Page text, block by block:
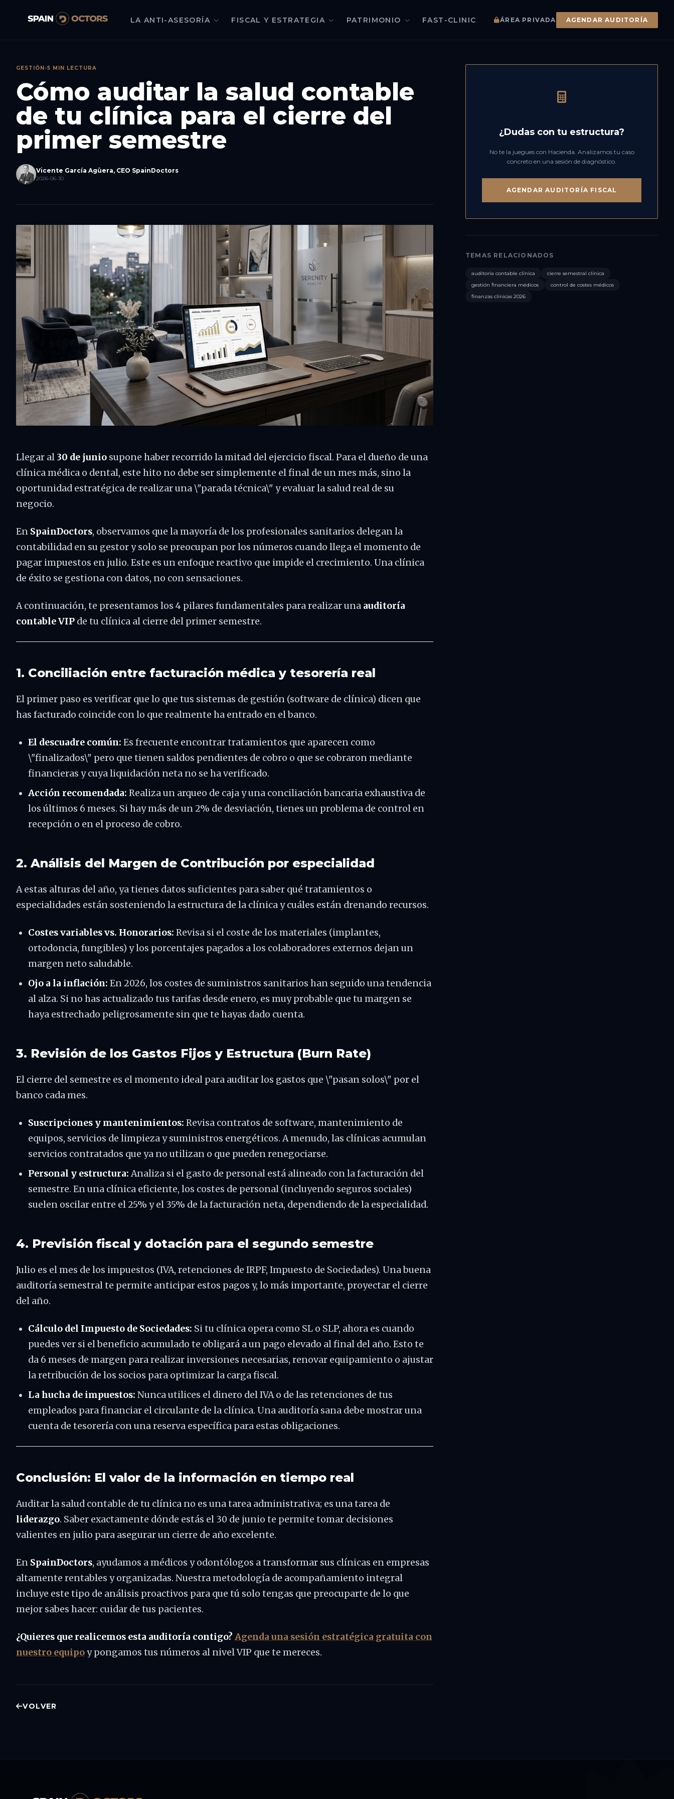
LA ANTI-ASESORÍA FISCAL Y ESTRATEGIA PATRIMONIO FAST-CLINIC ÁREA PRIVADA AGENDAR AUDITORÍA
GESTIÓN•5 MIN LECTURA
Cómo auditar la salud contable
de tu clínica para el cierre del
primer semestre
Vicente García Agüera, CEO SpainDoctors
2026-06-30
Llegar al 30 de junio supone haber recorrido la mitad del ejercicio fiscal. Para el dueño de una
clínica médica o dental, este hito no debe ser simplemente el final de un mes más, sino la
oportunidad estratégica de realizar una \"parada técnica\" y evaluar la salud real de su
negocio.
En SpainDoctors, observamos que la mayoría de los profesionales sanitarios delegan la
contabilidad en su gestor y solo se preocupan por los números cuando llega el momento de
pagar impuestos en julio. Este es un enfoque reactivo que impide el crecimiento. Una clínica
de éxito se gestiona con datos, no con sensaciones.
A continuación, te presentamos los 4 pilares fundamentales para realizar una auditoría
contable VIP de tu clínica al cierre del primer semestre.
1. Conciliación entre facturación médica y tesorería real
El primer paso es verificar que lo que tus sistemas de gestión (software de clínica) dicen que
has facturado coincide con lo que realmente ha entrado en el banco.
El descuadre común: Es frecuente encontrar tratamientos que aparecen como
\"finalizados\" pero que tienen saldos pendientes de cobro o que se cobraron mediante
financieras y cuya liquidación neta no se ha verificado.
Acción recomendada: Realiza un arqueo de caja y una conciliación bancaria exhaustiva de
los últimos 6 meses. Si hay más de un 2% de desviación, tienes un problema de control en
recepción o en el proceso de cobro.
2. Análisis del Margen de Contribución por especialidad
A estas alturas del año, ya tienes datos suficientes para saber qué tratamientos o
especialidades están sosteniendo la estructura de la clínica y cuáles están drenando recursos.
Costes variables vs. Honorarios: Revisa si el coste de los materiales (implantes,
ortodoncia, fungibles) y los porcentajes pagados a los colaboradores externos dejan un
margen neto saludable.
Ojo a la inflación: En 2026, los costes de suministros sanitarios han seguido una tendencia
al alza. Si no has actualizado tus tarifas desde enero, es muy probable que tu margen se
haya estrechado peligrosamente sin que te hayas dado cuenta.
3. Revisión de los Gastos Fijos y Estructura (Burn Rate)
El cierre del semestre es el momento ideal para auditar los gastos que \"pasan solos\" por el
banco cada mes.
Suscripciones y mantenimientos: Revisa contratos de software, mantenimiento de
equipos, servicios de limpieza y suministros energéticos. A menudo, las clínicas acumulan
servicios contratados que ya no utilizan o que pueden renegociarse.
Personal y estructura: Analiza si el gasto de personal está alineado con la facturación del
semestre. En una clínica eficiente, los costes de personal (incluyendo seguros sociales)
suelen oscilar entre el 25% y el 35% de la facturación neta, dependiendo de la especialidad.
4. Previsión fiscal y dotación para el segundo semestre
Julio es el mes de los impuestos (IVA, retenciones de IRPF, Impuesto de Sociedades). Una buena
auditoría semestral te permite anticipar estos pagos y, lo más importante, proyectar el cierre
del año.
Cálculo del Impuesto de Sociedades: Si tu clínica opera como SL o SLP, ahora es cuando
puedes ver si el beneficio acumulado te obligará a un pago elevado al final del año. Esto te
da 6 meses de margen para realizar inversiones necesarias, renovar equipamiento o ajustar
la retribución de los socios para optimizar la carga fiscal.
La hucha de impuestos: Nunca utilices el dinero del IVA o de las retenciones de tus
empleados para financiar el circulante de la clínica. Una auditoría sana debe mostrar una
cuenta de tesorería con una reserva específica para estas obligaciones.
Conclusión: El valor de la información en tiempo real
Auditar la salud contable de tu clínica no es una tarea administrativa; es una tarea de
liderazgo. Saber exactamente dónde estás el 30 de junio te permite tomar decisiones
valientes en julio para asegurar un cierre de año excelente.
En SpainDoctors, ayudamos a médicos y odontólogos a transformar sus clínicas en empresas
altamente rentables y organizadas. Nuestra metodología de acompañamiento integral
incluye este tipo de análisis proactivos para que tú solo tengas que preocuparte de lo que
mejor sabes hacer: cuidar de tus pacientes.
¿Quieres que realicemos esta auditoría contigo? Agenda una sesión estratégica gratuita con
nuestro equipoy pongamos tus números al nivel VIP que te mereces.
VOLVER
¿Dudas con tu estructura?
No te la juegues con Hacienda. Analizamos tu caso
concreto en una sesión de diagnóstico.
AGENDAR AUDITORÍA FISCAL
TEMAS RELACIONADOS
auditoría contable clínica
cierre semestral clínica
gestión financiera médicos
control de costes médicos
finanzas clínicas 2026